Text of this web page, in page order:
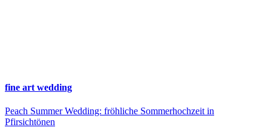
fine art wedding
Peach Summer Wedding: fröhliche Sommerhochzeit in
Pfirsichtönen